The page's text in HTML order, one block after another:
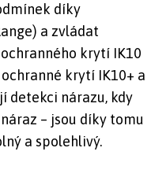
díky
a zvládat
krytí IK10
krytí IK10+ a
detekci nárazu, kdy
– jsou díky tomu
a spolehlivý.